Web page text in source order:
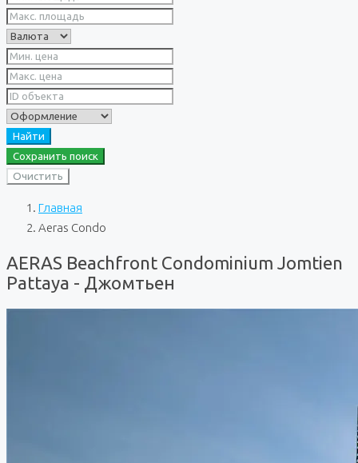
Найти
Сохранить поиск
Очистить
Главная
Aeras Condo
AERAS Beachfront Condominium Jomtien
Pattaya - Джомтьен